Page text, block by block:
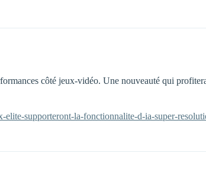
côté jeux-vidéo. Une nouveauté qui
supporteront-la-fonctionnalite-d-ia-super-